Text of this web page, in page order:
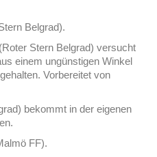
Belgrad).
Stern Belgrad) versucht
einem ungünstigen Winkel
Vorbereitet von
bekommt in der eigenen
FF).